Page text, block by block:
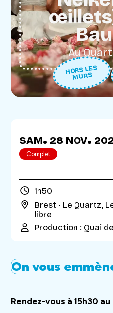
Au
HORS LES
MURS
SAM. 28 NOV.
Complet
1h50
Brest • Le Quartz,
libre
Production : Quai
On vous
Rendez-vous à 15h30